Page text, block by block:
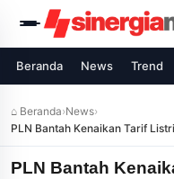
Beranda News Trend
⌂ Beranda›News›
PLN Bantah Kenaikan Tarif
Viral
PLN Bantah